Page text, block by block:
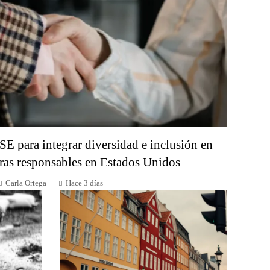
para integrar diversidad e inclusión en
responsables en Estados Unidos
Carla Ortega Hace 3 días